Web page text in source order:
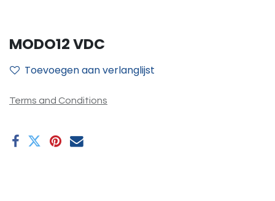
MODO12 VDC
Toevoegen aan verlanglijst
Terms and Conditions